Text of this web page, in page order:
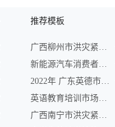
推荐模板
广西柳州市洪灾紧急求助信息登记表
新能源汽车消费者购买车意向调查问卷
2022年 广东英德市洪灾紧急求助信息登记表
英语教育培训市场调查问卷表模板
广西南宁市洪灾紧急求助信息登记表